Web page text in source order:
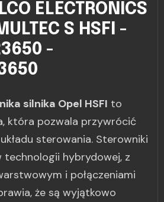
ELECTRONICS
S HSFI -
-
silnika Opel HSFI to
która pozwala przywrócić
sterowania. Sterowniki
technologii hybrydowej, z
i połączeniami
że są wyjątkowo